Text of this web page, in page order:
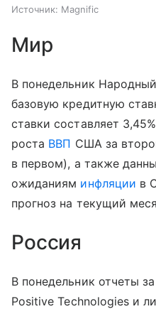
Источник: Magnific
Мир
В понедельник
базовую кредитную
ставки составляет
роста ВВП США за
в первом), а также
ожиданиям инфляции в
прогноз на текущий
Россия
В понедельник отчеты
Positive Technologies и